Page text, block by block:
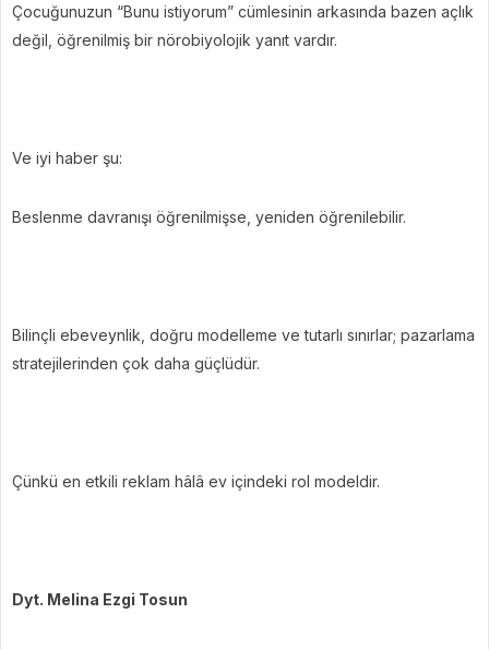
Çocuğunuzun “Bunu istiyorum” cümlesinin arkasında bazen açlık
değil, öğrenilmiş bir nörobiyolojik yanıt vardır.
Ve iyi haber şu:
Beslenme davranışı öğrenilmişse, yeniden öğrenilebilir.
Bilinçli ebeveynlik, doğru modelleme ve tutarlı sınırlar; pazarlama
stratejilerinden çok daha güçlüdür.
Çünkü en etkili reklam hâlâ ev içindeki rol modeldir.
Dyt. Melina Ezgi Tosun